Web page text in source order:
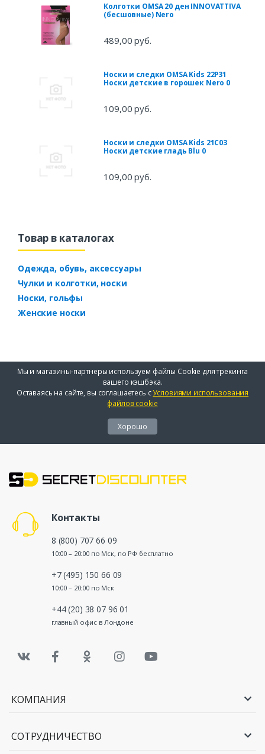
Колготки OMSA 20 ден INNOVATTIVA
(бесшовные) Nero
489,00 руб.
Носки и следки OMSA Kids 22P31
Носки детские в горошек Nero 0
109,00 руб.
Носки и следки OMSA Kids 21С03
Носки детские гладь Blu 0
109,00 руб.
Товар в каталогах
Одежда, обувь, аксессуары
Чулки и колготки, носки
Носки, гольфы
Женские носки
Мы и магазины-партнеры используем файлы Cookie для трекинга
вашего кэшбэка.
Оставаясь на сайте, вы соглашаетесь сУсловиями использования
файлов cookie
Хорошо
Контакты
8 (800) 707 66 09
10:00 – 20:00 по Мск, по РФ бесплатно
+7 (495) 150 66 09
10:00 – 20:00 по Мск
+44 (20) 38 07 96 01
главный офис в Лондоне
КОМПАНИЯ
СОТРУДНИЧЕСТВО